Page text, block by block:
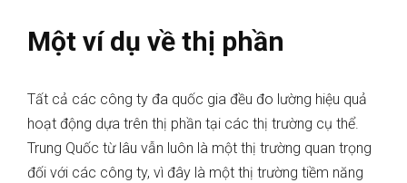
Một ví dụ về thị phần
Tất cả các công ty đa quốc gia đều đo lường hiệu quả
hoạt động dựa trên thị phần tại các thị trường cụ thể.
Trung Quốc từ lâu vẫn luôn là một thị trường quan trọng
đối với các công ty, vì đây là một thị trường tiềm năng